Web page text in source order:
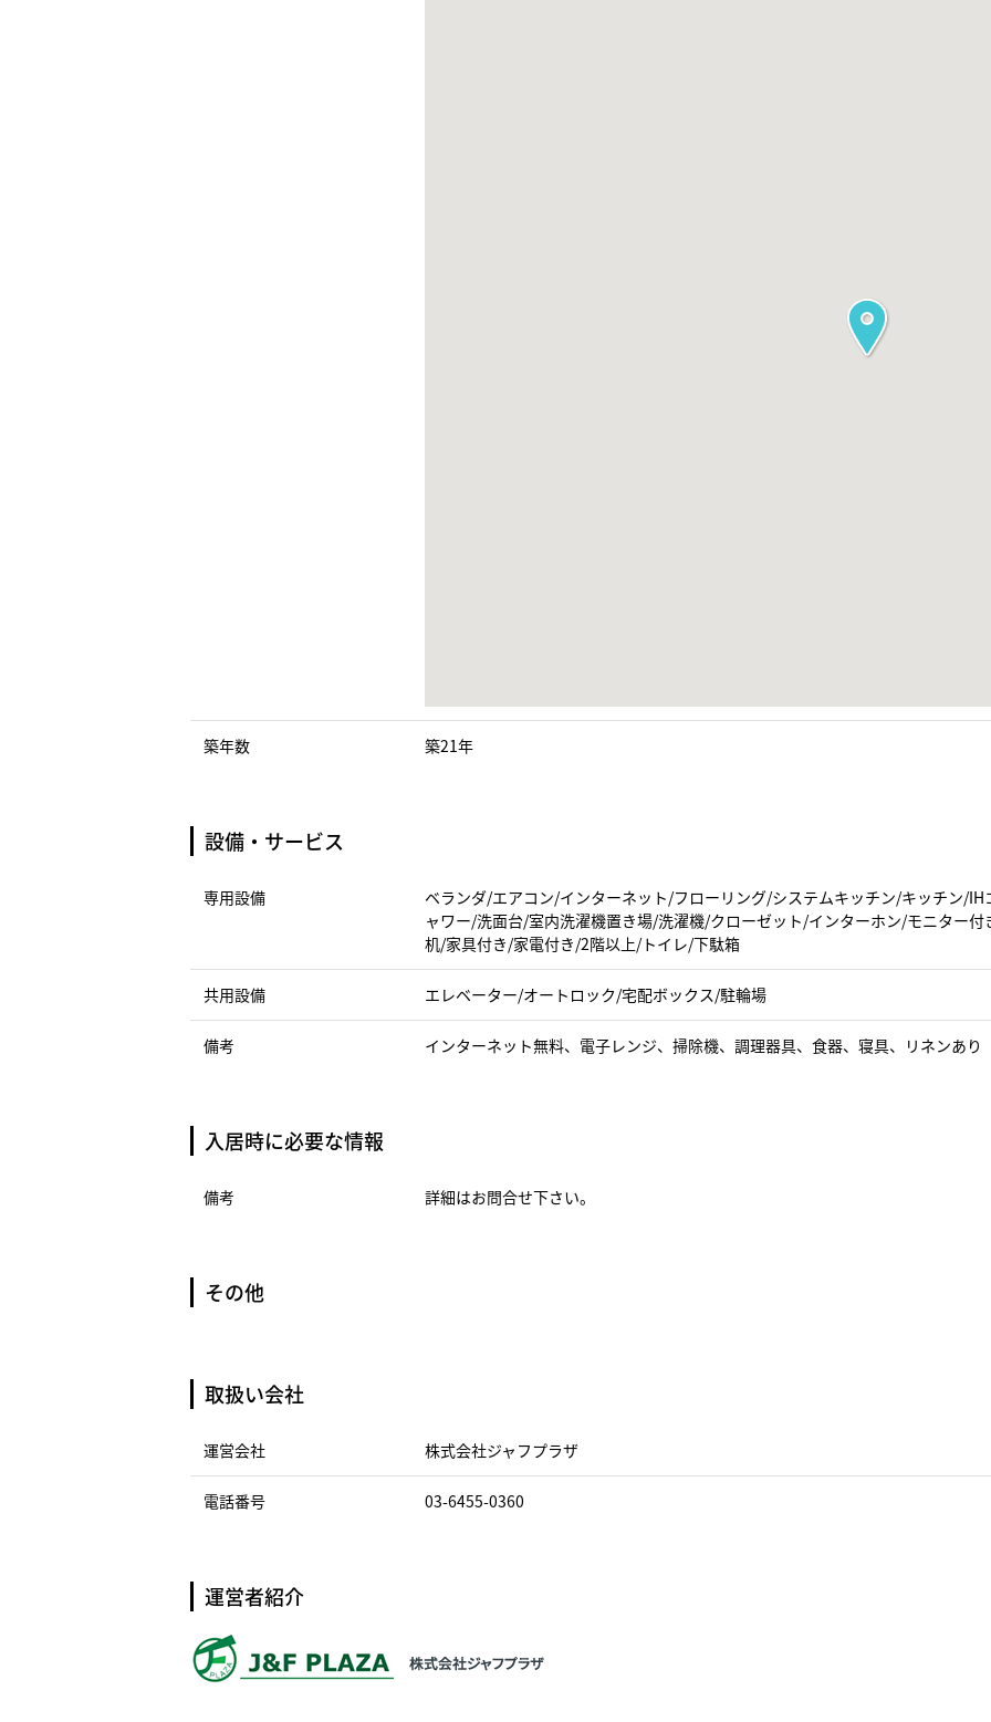
築年数 築21年
設備・サービス
専用設備
ベランダ/エアコン/インターネット/フローリング/システムキッチン/キッチン/
ャワー/洗面台/室内洗濯機置き場/洗濯機/クローゼット/インターホン/モニター
机/家具付き/家電付き/2階以上/トイレ/下駄箱
共用設備 エレベーター/オートロック/宅配ボックス/駐輪場
備考 インターネット無料、電子レンジ、掃除機、調理器具、食器、寝具、リネンあり
入居時に必要な情報
備考 詳細はお問合せ下さい。
その他
取扱い会社
運営会社 株式会社ジャフプラザ
電話番号 03-6455-0360
運営者紹介